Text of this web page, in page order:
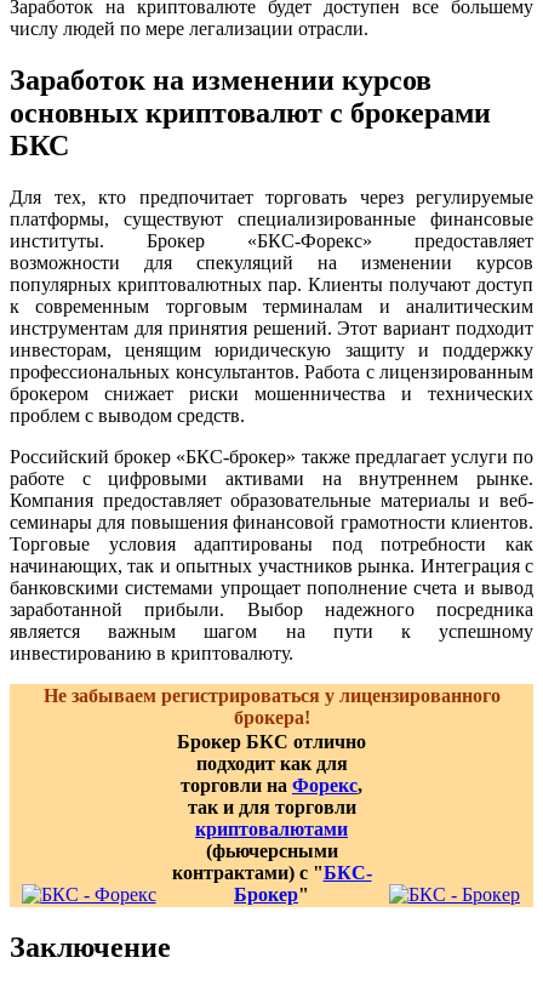
Заработок на криптовалюте будет доступен все большему
числу людей по мере легализации отрасли.
Заработок на изменении курсов
основных криптовалют с брокерами
БКС
Для тех, кто предпочитает торговать через регулируемые
платформы, существуют специализированные финансовые
институты. Брокер «БКС-Форекс» предоставляет
возможности для спекуляций на изменении курсов
популярных криптовалютных пар. Клиенты получают доступ
к современным торговым терминалам и аналитическим
инструментам для принятия решений. Этот вариант подходит
инвесторам, ценящим юридическую защиту и поддержку
профессиональных консультантов. Работа с лицензированным
брокером снижает риски мошенничества и технических
проблем с выводом средств.
Российский брокер «БКС-брокер» также предлагает услуги по
работе с цифровыми активами на внутреннем рынке.
Компания предоставляет образовательные материалы и веб-
семинары для повышения финансовой грамотности клиентов.
Торговые условия адаптированы под потребности как
начинающих, так и опытных участников рынка. Интеграция с
банковскими системами упрощает пополнение счета и вывод
заработанной прибыли. Выбор надежного посредника
является важным шагом на пути к успешному
инвестированию в криптовалюту.
Не забываем регистрироваться у лицензированного
брокера!
Брокер БКС отлично
подходит как для
торговли на Форекс,
так и для торговли
криптовалютами
(фьючерсными
контрактами) с "БКС-
Брокер"
Заключение